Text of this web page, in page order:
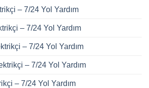
– 7/24 Yol Yardım
– 7/24 Yol Yardım
– 7/24 Yol Yardım
– 7/24 Yol Yardım
– 7/24 Yol Yardım